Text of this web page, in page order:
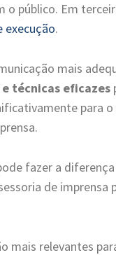
público. Em
execução.
mais
técnicas eficazes
para
fazer a
de imprensa
mais relevantes